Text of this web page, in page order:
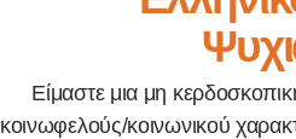
Είμαστε μια μη
κοινωφελούς/κοινωνικού